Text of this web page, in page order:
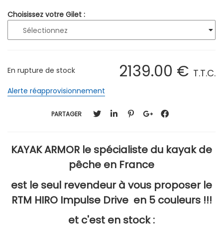
Choisissez votre Gilet :
2139.00 € T.T.C.
En rupture de stock
Alerte réapprovisionnement
PARTAGER
KAYAK ARMOR le spécialiste du kayak de
pêche en France
est le seul revendeur à vous proposer le
RTM HIRO Impulse Drive en 5 couleurs !!!
et c'est en stock :